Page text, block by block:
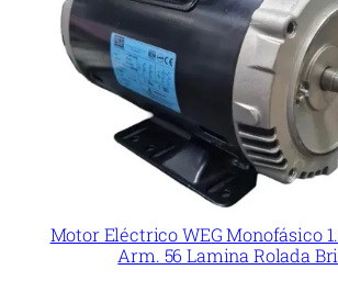
Motor Eléctrico WEG Monofásico
Arm. 56 Lamina Rolada